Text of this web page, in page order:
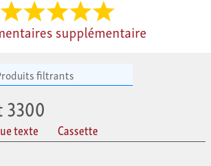
supplémentaire
filtrants
3300
texte Cassette